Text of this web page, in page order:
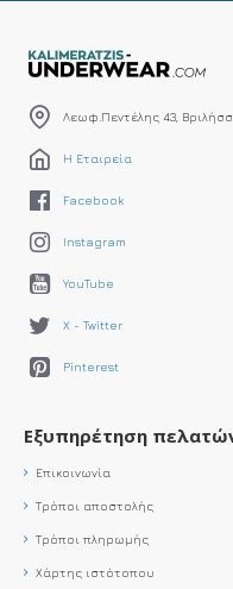
Λεωφ.Πεντέλης 43,
Η Εταιρεία
Facebook
Instagram
YouTube
X - Twitter
Pinterest
Εξυπηρέτηση
Επικοινωνία
Τρόποι αποστολής
Τρόποι πληρωμής
Χάρτης ιστότοπου